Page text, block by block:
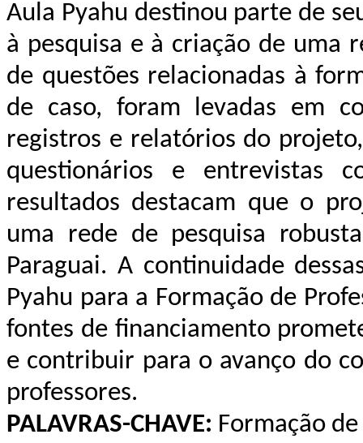
Aula Pyahu destinou parte de
à pesquisa e à criação de uma
de questões relacionadas à
de caso, foram levadas em
registros e relatórios do
questionários e entrevistas
resultados destacam que o
uma rede de pesquisa
Paraguai. A continuidade
Pyahu para a Formação de
fontes de financiamento
e contribuir para o avanço do
professores.
PALAVRAS-CHAVE: Formação